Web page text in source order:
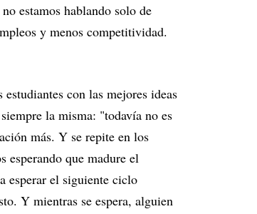
estamos hablando solo de
y menos competitividad.
con las mejores ideas
la misma: "todavía no es
más. Y se repite en los
esperando que madure el
esperar el siguiente ciclo
Y mientras se espera, alguien